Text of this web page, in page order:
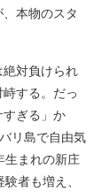
本物のスタ
対負けられ
する。だっ
ぎる」か
リ島で自由気
生まれの新庄
者も増え、